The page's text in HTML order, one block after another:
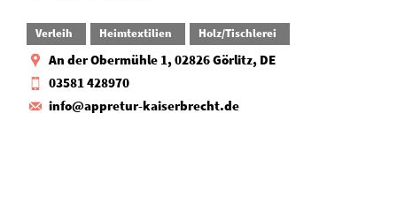
Verleih Heimtextilien Holz/Tischlerei
An der Obermühle 1, 02826 Görlitz, DE
03581 428970
info@appretur-kaiserbrecht.de